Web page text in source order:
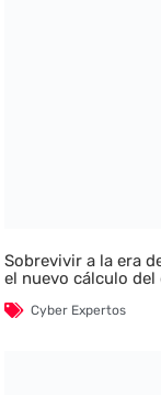
Sobrevivir a la era
el nuevo cálculo
Cyber Expertos